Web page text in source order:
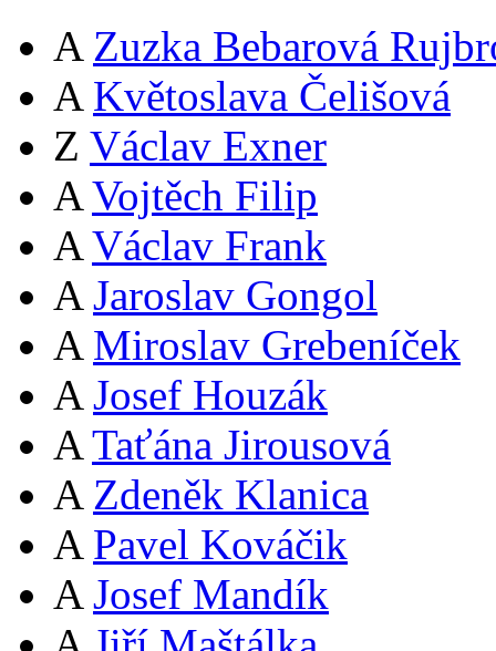
A Zuzka Bebarová
A Květoslava Čelišová
Z Václav Exner
A Vojtěch Filip
A Václav Frank
A Jaroslav Gongol
A Miroslav Grebeníček
A Josef Houzák
A Taťána Jirousová
A Zdeněk Klanica
A Pavel Kováčik
A Josef Mandík